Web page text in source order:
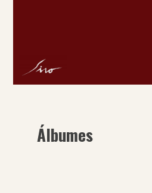
Álbumes